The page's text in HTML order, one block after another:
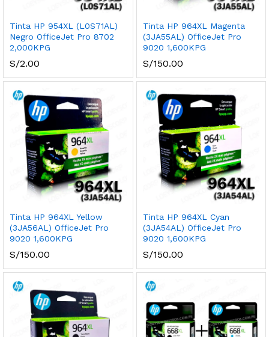
Tinta HP 954XL (L0S71AL)
Negro OfficeJet Pro 8702
2,000KPG
S/2.00
Tinta HP 964XL Magenta
(3JA55AL) OfficeJet Pro
9020 1,600KPG
S/150.00
Tinta HP 964XL Yellow
(3JA56AL) OfficeJet Pro
9020 1,600KPG
S/150.00
Tinta HP 964XL Cyan
(3JA54AL) OfficeJet Pro
9020 1,600KPG
S/150.00